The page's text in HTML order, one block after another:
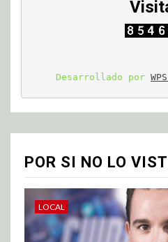
Desarrollado por
POR SI NO LO
LOCAL